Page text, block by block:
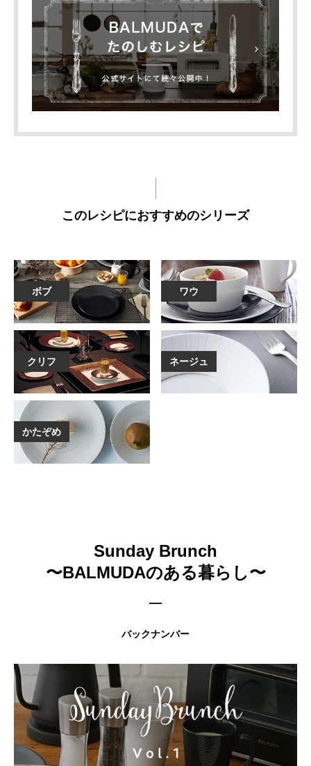
このレシピにおすすめのシリーズ
ボブ ワウ
クリフ ネージュ
かたぞめ
Sunday Brunch
〜BALMUDAのある暮らし〜
バックナンバー